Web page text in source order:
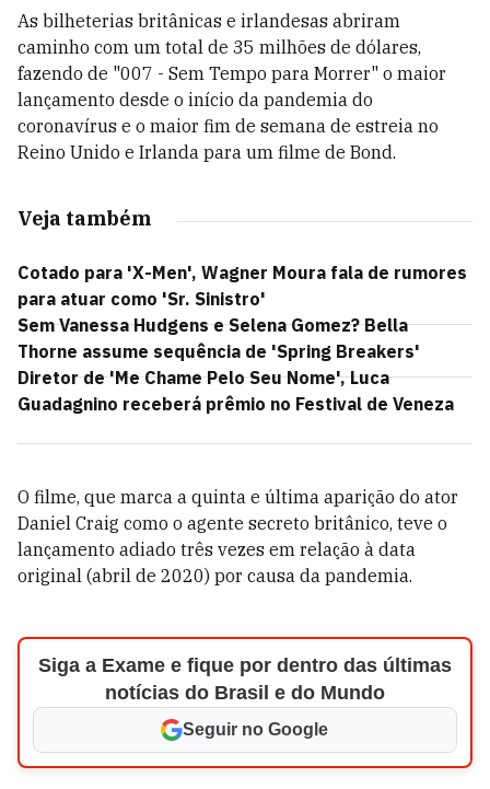
As bilheterias britânicas e irlandesas abriram
caminho com um total de 35 milhões de dólares,
fazendo de "007 - Sem Tempo para Morrer" o maior
lançamento desde o início da pandemia do
coronavírus e o maior fim de semana de estreia no
Reino Unido e Irlanda para um filme de Bond.
Veja também
Cotado para 'X-Men', Wagner Moura fala de rumores
para atuar como 'Sr. Sinistro'
Sem Vanessa Hudgens e Selena Gomez? Bella
Thorne assume sequência de 'Spring Breakers'
Diretor de 'Me Chame Pelo Seu Nome', Luca
Guadagnino receberá prêmio no Festival de Veneza
O filme, que marca a quinta e última aparição do ator
Daniel Craig como o agente secreto britânico, teve o
lançamento adiado três vezes em relação à data
original (abril de 2020) por causa da pandemia.
Siga a Exame e fique por dentro das últimas
notícias do Brasil e do Mundo
Seguir no Google